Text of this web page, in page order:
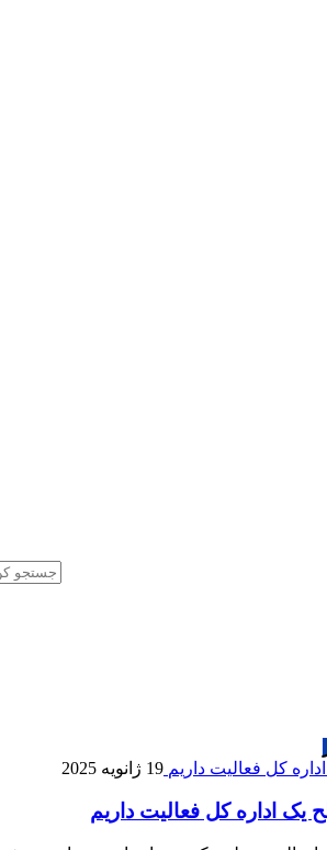
19 ژانویه 2025